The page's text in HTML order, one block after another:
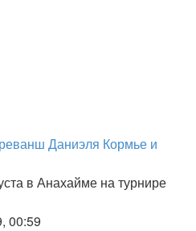
Даниэля Кормье и
в Анахайме на турнире
00:59